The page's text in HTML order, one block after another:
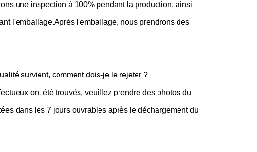
une inspection à 100% pendant la production, ainsi
l'emballage.Après l'emballage, nous prendrons des
survient, comment dois-je le rejeter ?
ont été trouvés, veuillez prendre des photos du
dans les 7 jours ouvrables après le déchargement du